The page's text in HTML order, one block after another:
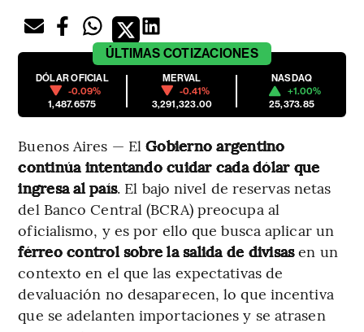
ÚLTIMAS COTIZACIONES
DÓLAR OFICIAL
-0.09%
1,487.6575
MERVAL
-0.41%
3,291,323.00
NASDAQ
+1.00%
25,373.85
Buenos Aires — ElGobierno argentino
continúa intentando cuidar cada dólar que
ingresa al país. El bajo nivel de reservas netas
del Banco Central (BCRA) preocupa al
oficialismo, y es por ello que busca aplicar un
férreo control sobre la salida de divisasen un
contexto en el que las expectativas de
devaluación no desaparecen, lo que incentiva
que se adelanten importaciones y se atrasen